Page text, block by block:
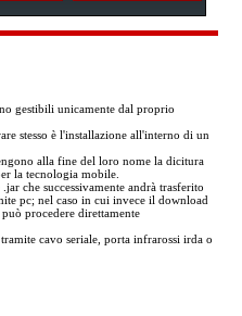
gestibili unicamente dal proprio
stesso è l'installazione all'interno di un
alla fine del loro nome la dicitura
la tecnologia mobile.
che successivamente andrà trasferito
pc; nel caso in cui invece il download
procedere direttamente
cavo seriale, porta infrarossi irda o